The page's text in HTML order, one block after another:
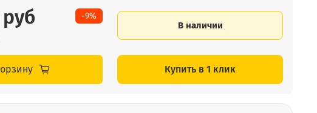
-9%
В наличии
Купить в 1 клик